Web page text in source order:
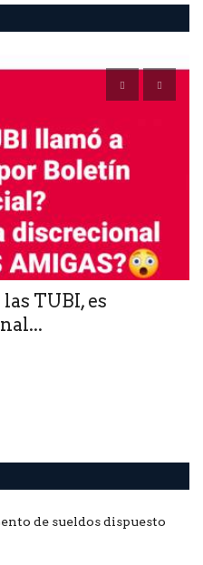
TUBI, es
de sueldos dispuesto